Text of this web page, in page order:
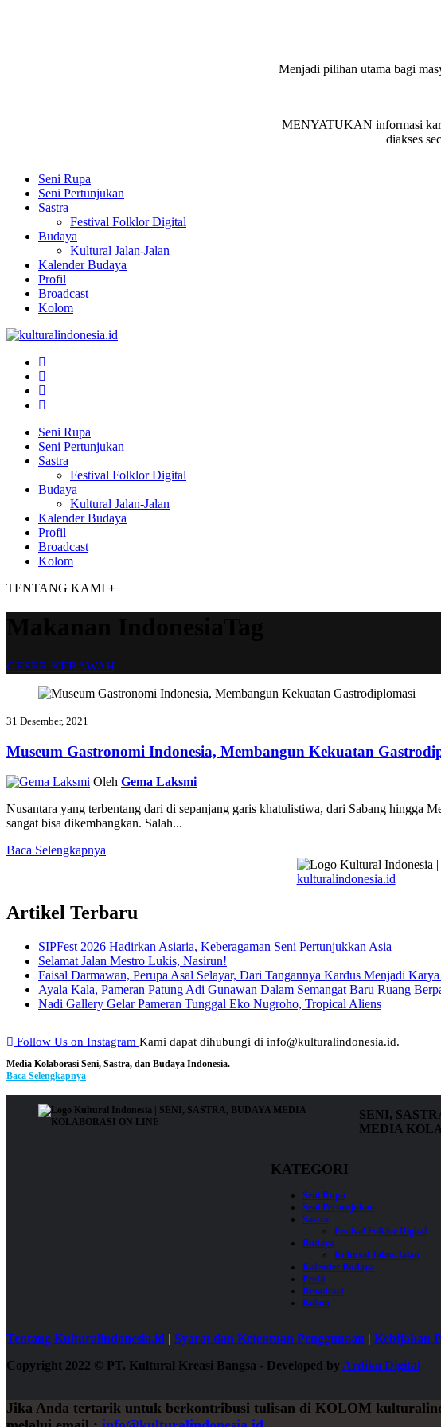
Menjadi pilihan utama bagi
MENYATUKAN informasi
diakses
Seni Rupa
Seni Pertunjukan
Sastra
Festival Folklor Digital
Budaya
Kultural Jalan-Jalan
Kalender Budaya
Profil
Broadcast
Kolom
Seni Rupa
Seni Pertunjukan
Sastra
Festival Folklor Digital
Budaya
Kultural Jalan-Jalan
Kalender Budaya
Profil
Broadcast
Kolom
TENTANG KAMI +
GESER KEBAWAH
31 Desember, 2021
Museum Gastronomi Indonesia, Membangun Kekuatan
Oleh Gema Laksmi
Nusantara yang terbentang dari di sepanjang garis khatulistiwa, dari Sabang hingga
sangat bisa dikembangkan. Salah...
Baca Selengkapnya
kulturalindonesia.id
Artikel Terbaru
SIPFest 2026 Hadirkan Asiaria, Keberagaman Seni Pertunjukkan Asia
Selamat Jalan Mestro Lukis, Nasirun!
Faisal Darmawan, Perupa Asal Selayar, Dari Tangannya Kardus Menjadi Karya
Ayala Kala, Pameran Patung Adi Gunawan Dalam Semangat Baru Ruang
Nadi Gallery Gelar Pameran Tunggal Eko Nugroho, Tropical Aliens
Follow Us on Instagram Kami dapat dihubungi di info@kulturalindonesia.id.
Media Kolaborasi Seni, Sastra, dan Budaya Indonesia.
Baca Selengkapnya
SENI,
MEDIA
KATEGORI
Seni Rupa
Seni Pertunjukan
Sastra
Festival Folklor Digital
Budaya
Kultural Jalan-Jalan
Kalender Budaya
Profil
Broadcast
Kolom
Tentang Kulturalindonesia.id | Syarat dan Ketentuan Penggunaan | Kebijakan
Copyright 2022 © PT. Kultural Kreasi Bangsa - Developed by Ardika Digital
Jika Anda tertarik untuk berkontribusi tulisan di KOLOM